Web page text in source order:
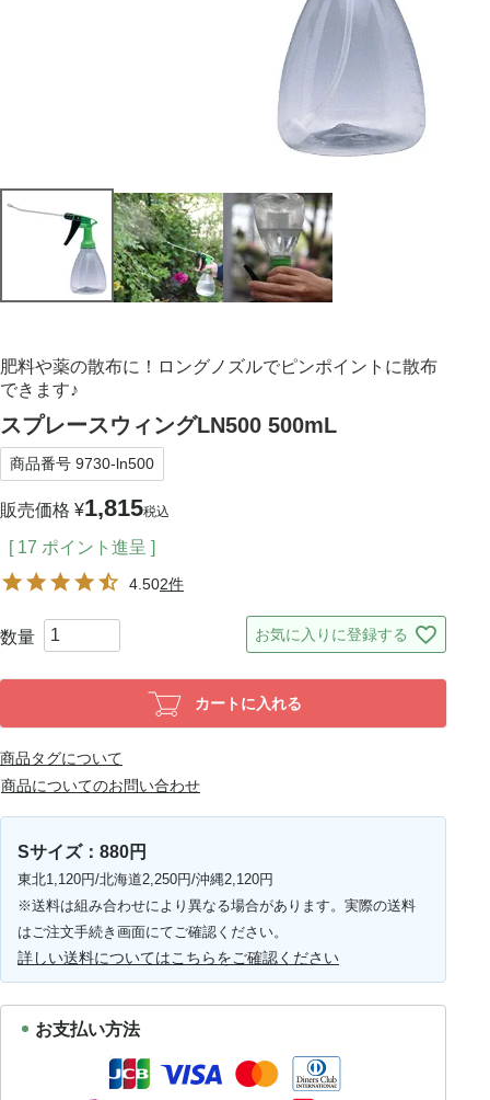
肥料や薬の散布に！ロングノズルでピンポイントに散布
できます♪
スプレースウィングLN500 500mL
商品番号 9730-ln500
販売価格 ¥1,815税込
[ 17 ポイント進呈 ]
4.502件
お気に入りに登録する
カートに入れる
商品タグについて
商品についてのお問い合わせ
Sサイズ：880円
東北1,120円/北海道2,250円/沖縄2,120円
※送料は組み合わせにより異なる場合があります。実際の送料
はご注文手続き画面にてご確認ください。
詳しい送料についてはこちらをご確認ください
お支払い方法